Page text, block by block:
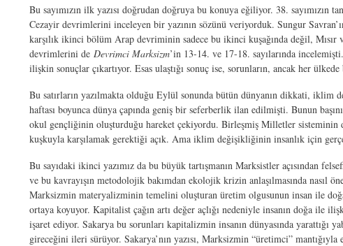
Bu sayımızın ilk yazısı doğrudan doğruya bu konuya eğiliyor. 38. sayımızın
Cezayir devrimlerini inceleyen bir yazının sözünü veriyorduk. Sungur
karşılık ikinci bölüm Arap devriminin sadece bu ikinci kuşağında değil, Mısır
devrimlerini de Devrimci Marksizm’in 13-14. ve 17-18. sayılarında
ilişkin sonuçlar çıkartıyor. Esas ulaştığı sonuç ise, sorunların, ancak her
Bu satırların yazılmakta olduğu Eylül sonunda bütün dünyanın dikkati,
haftası boyunca dünya çapında geniş bir seferberlik ilan edilmişti. Bunun
okul gençliğinin oluşturduğu hareket çekiyordu. Birleşmiş Milletler sisteminin
kuşkuyla karşılamak gerektiği açık. Ama iklim değişikliğinin insanlık için
Bu sayıdaki ikinci yazımız da bu büyük tartışmanın Marksistler açısından
ve bu kavrayışın metodolojik bakımdan ekolojik krizin anlaşılmasında nasıl
Marksizmin materyalizminin temelini oluşturan üretim olgusunun insan ile
ortaya koyuyor. Kapitalist çağın artı değer açlığı nedeniyle insanın doğa ile
işaret ediyor. Sakarya bu sorunları kapitalizmin insanın dünyasında
gireceğini ileri sürüyor. Sakarya’nın yazısı, Marksizmin “üretimci”